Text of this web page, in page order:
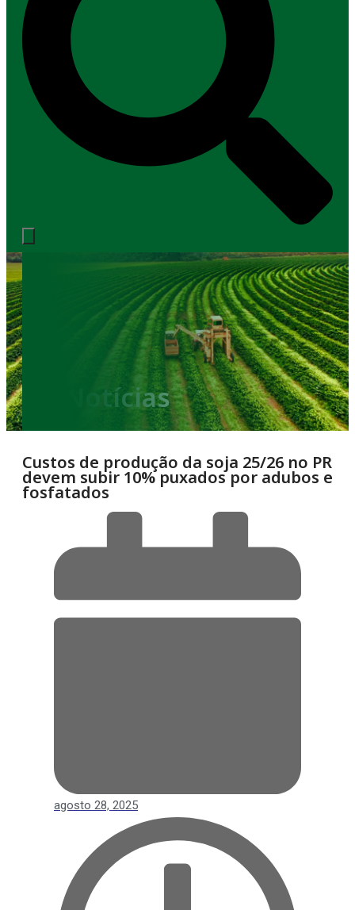
Notícias
Custos de produção da soja 25/26 no PR
devem subir 10% puxados por adubos e
fosfatados
agosto 28, 2025